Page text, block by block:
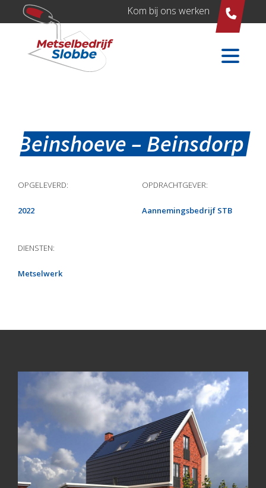
Kom bij ons werken
Beinshoeve – Beinsdorp
OPGELEVERD:
2022
OPDRACHTGEVER:
Aannemingsbedrijf STB
DIENSTEN:
Metselwerk